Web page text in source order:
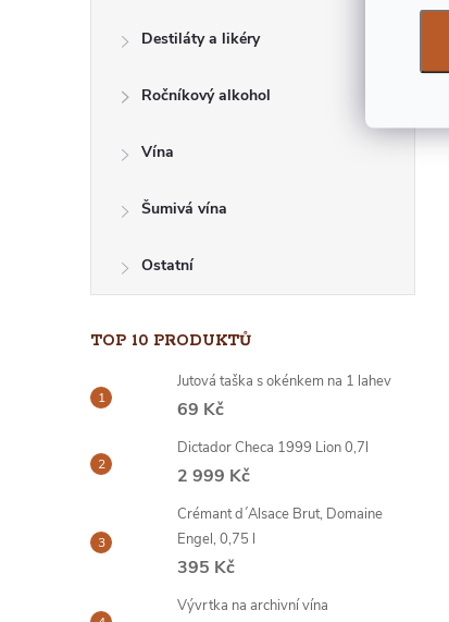
Destiláty a likéry
Ročníkový alkohol
Vína
Šumivá vína
Ostatní
TOP 10 PRODUKTŮ
Jutová taška s okénkem na 1 lahev
69 Kč
Dictador Checa 1999 Lion 0,7l
2 999 Kč
Crémant d´Alsace Brut, Domaine
Engel, 0,75 l
395 Kč
Vývrtka na archivní vína